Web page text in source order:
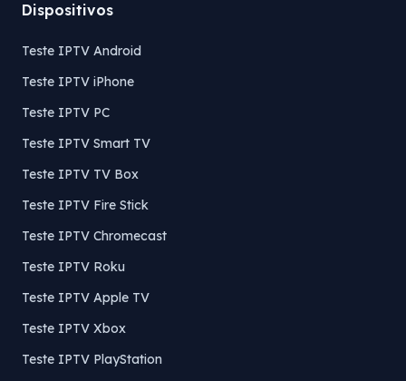
Dispositivos
Teste IPTV Android
Teste IPTV iPhone
Teste IPTV PC
Teste IPTV Smart TV
Teste IPTV TV Box
Teste IPTV Fire Stick
Teste IPTV Chromecast
Teste IPTV Roku
Teste IPTV Apple TV
Teste IPTV Xbox
Teste IPTV PlayStation